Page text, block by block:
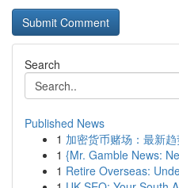
Search
Published News
1 加密货币赌场：最新
1 {Mr. Gamble News:
1 Retire Overseas: